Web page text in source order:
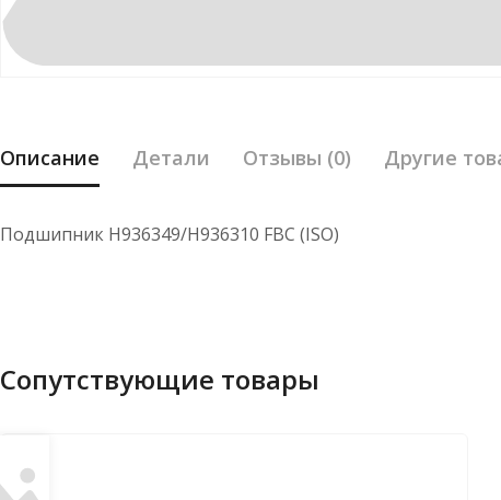
Описание Детали Отзывы (0) Другие
Подшипник H936349/H936310 FBC (ISO)
Сопутствующие товары